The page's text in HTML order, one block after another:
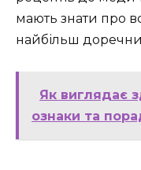
мають знати про
найбільш
Як виглядає
ознаки та